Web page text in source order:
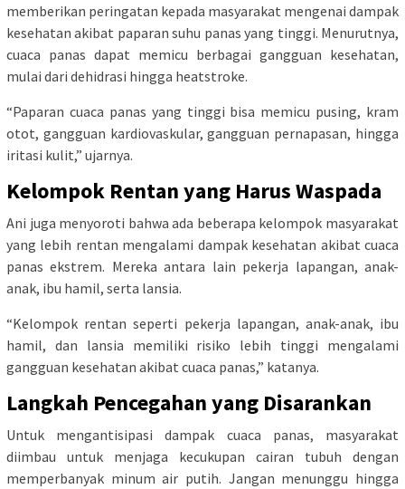
memberikan peringatan kepada masyarakat mengenai dampak
kesehatan akibat paparan suhu panas yang tinggi. Menurutnya,
cuaca panas dapat memicu berbagai gangguan kesehatan,
mulai dari dehidrasi hingga heatstroke.
“Paparan cuaca panas yang tinggi bisa memicu pusing, kram
otot, gangguan kardiovaskular, gangguan pernapasan, hingga
iritasi kulit,” ujarnya.
Kelompok Rentan yang Harus Waspada
Ani juga menyoroti bahwa ada beberapa kelompok masyarakat
yang lebih rentan mengalami dampak kesehatan akibat cuaca
panas ekstrem. Mereka antara lain pekerja lapangan, anak-
anak, ibu hamil, serta lansia.
“Kelompok rentan seperti pekerja lapangan, anak-anak, ibu
hamil, dan lansia memiliki risiko lebih tinggi mengalami
gangguan kesehatan akibat cuaca panas,” katanya.
Langkah Pencegahan yang Disarankan
Untuk mengantisipasi dampak cuaca panas, masyarakat
diimbau untuk menjaga kecukupan cairan tubuh dengan
memperbanyak minum air putih. Jangan menunggu hingga